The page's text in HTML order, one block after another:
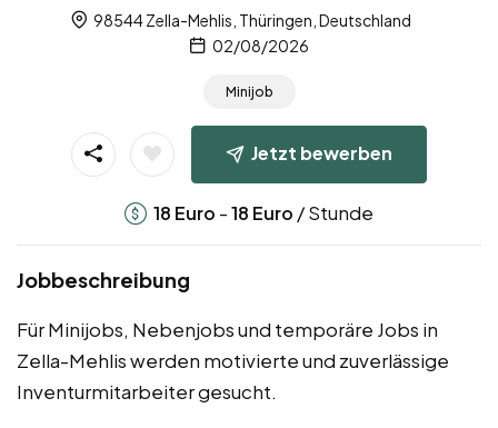
98544 Zella-Mehlis, Thüringen, Deutschland
02/08/2026
Minijob
Jetzt bewerben
18 Euro -18 Euro / Stunde
Jobbeschreibung
Für Minijobs, Nebenjobs und temporäre Jobs in
Zella-Mehlis werden motivierte und zuverlässige
Inventurmitarbeiter gesucht.